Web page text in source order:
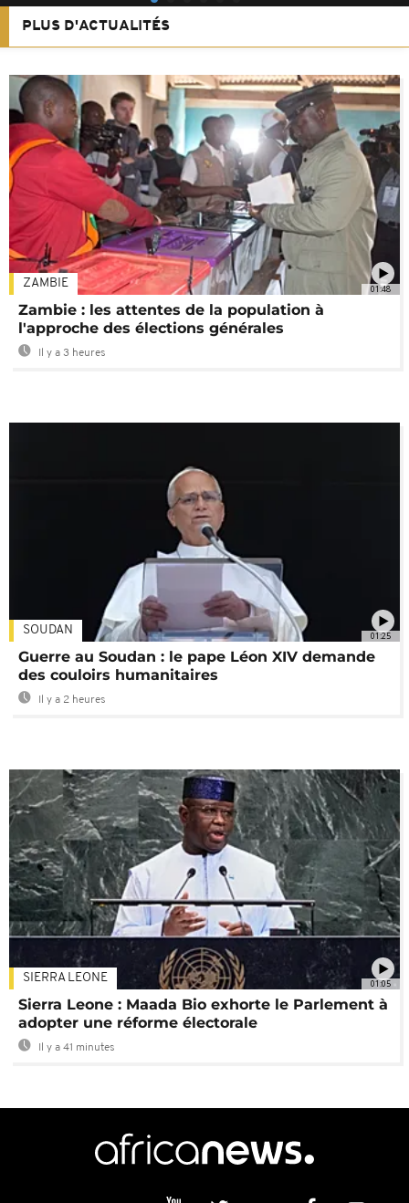
PLUS D'ACTUALITÉS
01:48
ZAMBIE
Zambie : les attentes de la population à
l'approche des élections générales
Il y a 3 heures
01:25
SOUDAN
Guerre au Soudan : le pape Léon XIV demande
des couloirs humanitaires
Il y a 2 heures
01:05
SIERRA LEONE
Sierra Leone : Maada Bio exhorte le Parlement à
adopter une réforme électorale
Il y a 41 minutes